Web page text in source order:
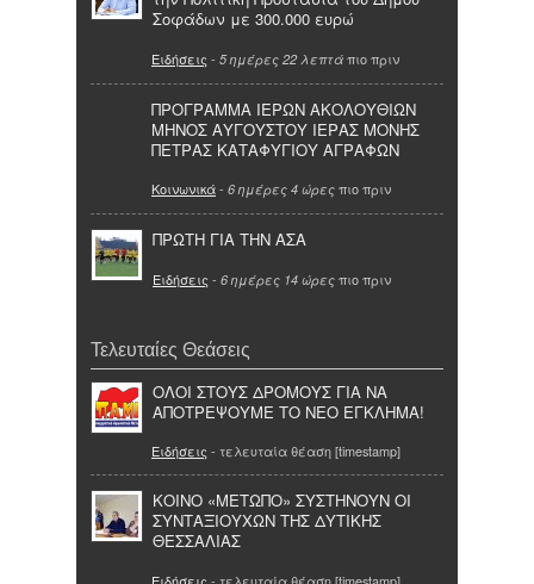
Σοφάδων με 300.000 ευρώ
Ειδήσεις - 5 ημέρες 22 λεπτά πιο πριν
ΠΡΟΓΡΑΜΜΑ ΙΕΡΩΝ ΑΚΟΛΟΥΘΙΩΝ
ΜΗΝΟΣ ΑΥΓΟΥΣΤΟΥ ΙΕΡΑΣ ΜΟΝΗΣ
ΠΕΤΡΑΣ ΚΑΤΑΦΥΓΙΟΥ ΑΓΡΑΦΩΝ
Κοινωνικά- 6 ημέρες 4 ώρες πιο πριν
ΠΡΩΤΗ ΓΙΑ ΤΗΝ ΑΣΑ
Ειδήσεις - 6 ημέρες 14 ώρες πιο πριν
Τελευταίες Θεάσεις
ΟΛΟΙ ΣΤΟΥΣ ΔΡΟΜΟΥΣ ΓΙΑ ΝΑ
ΑΠΟΤΡΕΨΟΥΜΕ ΤΟ ΝΕΟ ΕΓΚΛΗΜΑ!
Ειδήσεις - τελευταία θέαση [timestamp]
ΚΟΙΝΟ «ΜΕΤΩΠΟ» ΣΥΣΤΗΝΟΥΝ ΟΙ
ΣΥΝΤΑΞΙΟΥΧΩΝ ΤΗΣ ΔΥΤΙΚΗΣ
ΘΕΣΣΑΛΙΑΣ
Ειδήσεις - τελευταία θέαση [timestamp]